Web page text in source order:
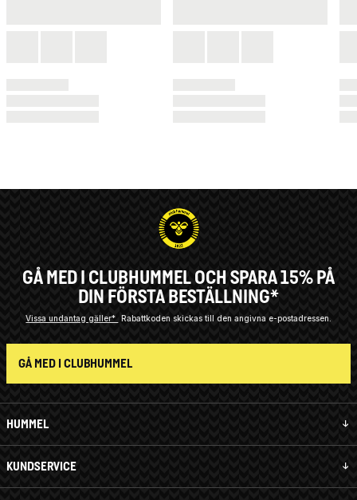
HUMMEL
KUNDSERVICE
GÅ MED I CLUBHUMMEL OCH SPARA 15% PÅ
DIN FÖRSTA BESTÄLLNING*
Vissa undantag gäller* Rabattkoden skickas till den angivna e-postadressen.
GÅ MED I CLUBHUMMEL